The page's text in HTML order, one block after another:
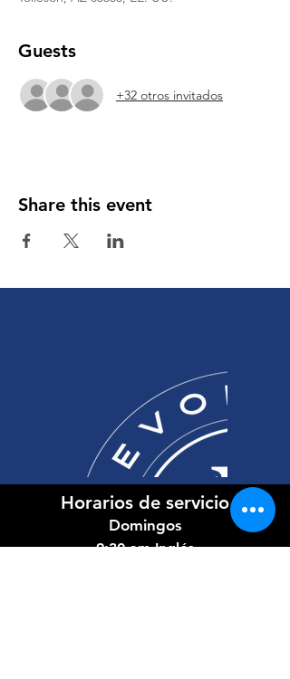
Guests
+32 otros invitados
Share this event
Horarios de servicio
Domingos
9:30 am Inglés